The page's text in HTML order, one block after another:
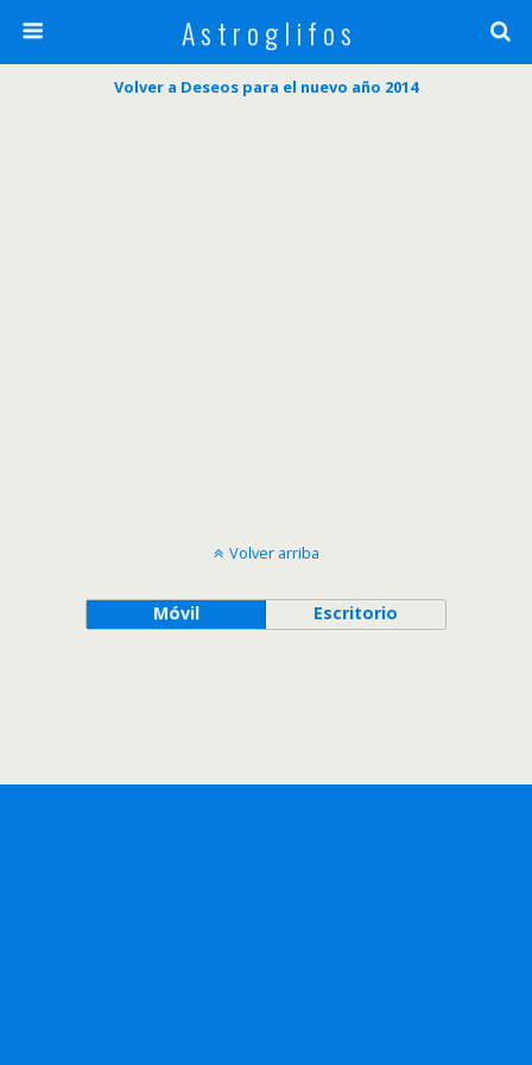
A s t r o g l i f o s
Volver a Deseos para el nuevo año 2014
Volver arriba
Móvil Escritorio